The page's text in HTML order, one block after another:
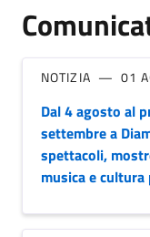
NOTIZIA 01
Dal 4 agosto al
settembre a
spettacoli,
musica e